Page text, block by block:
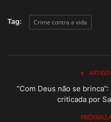
Tag: Crime contra a vida
“Com Deus não se
criticada por
PRÓXIMO